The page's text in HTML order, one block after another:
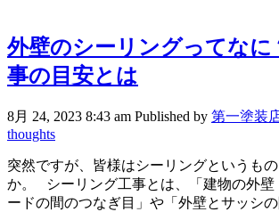
外壁のシーリングってなに
事の目安とは
8月 24, 2023 8:43 am Published by 第一塗装
thoughts
突然ですが、皆様はシーリングというも
か。 シーリング工事とは、「建物の外壁
ードの間のつなぎ目」や「外壁とサッシ